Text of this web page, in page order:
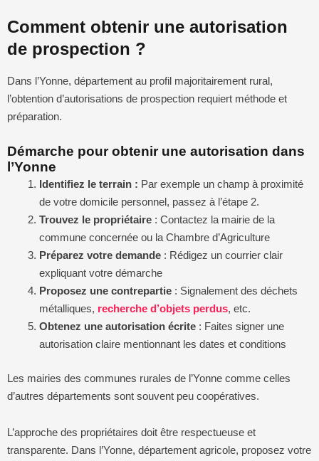
Comment obtenir une autorisation
de prospection ?
Dans l’Yonne, département au profil majoritairement rural,
l’obtention d’autorisations de prospection requiert méthode et
préparation.
Démarche pour obtenir une autorisation dans
l’Yonne
Identifiez le terrain : Par exemple un champ à proximité
de votre domicile personnel, passez à l’étape 2.
Trouvez le propriétaire : Contactez la mairie de la
commune concernée ou la Chambre d’Agriculture
Préparez votre demande : Rédigez un courrier clair
expliquant votre démarche
Proposez une contrepartie : Signalement des déchets
métalliques, recherche d’objets perdus, etc.
Obtenez une autorisation écrite : Faites signer une
autorisation claire mentionnant les dates et conditions
Les mairies des communes rurales de l’Yonne comme celles
d’autres départements sont souvent peu coopératives.
L’approche des propriétaires doit être respectueuse et
transparente. Dans l’Yonne, département agricole, proposez votre